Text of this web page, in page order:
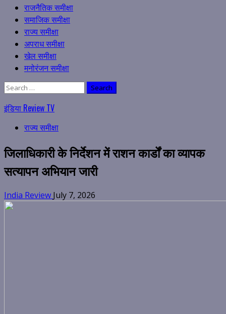
Primary
Menu
राजनैतिक समीक्षा
समाजिक समीक्षा
राज्य समीक्षा
अपराध समीक्षा
खेल समीक्षा
मनोरंजन समीक्षा
Search
इंडिया Review TV
राज्य समीक्षा
जिलाधिकारी के निर्देशन में राशन कार्डों का व्यापक
सत्यापन अभियान जारी
India Review July 7, 2026